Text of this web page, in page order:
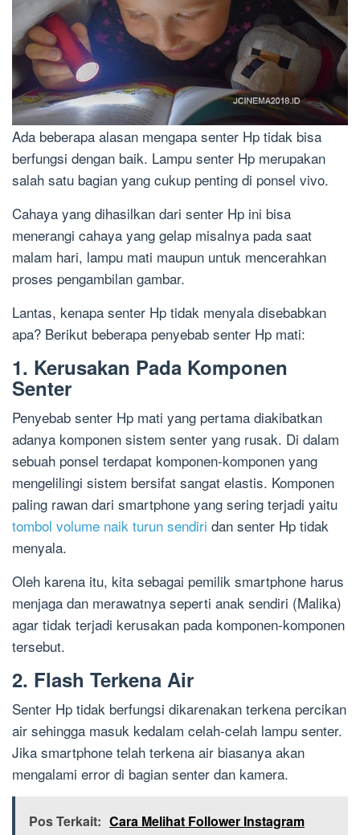
Ada beberapa alasan mengapa senter Hp tidak bisa
berfungsi dengan baik. Lampu senter Hp merupakan
salah satu bagian yang cukup penting di ponsel vivo.
Cahaya yang dihasilkan dari senter Hp ini bisa
menerangi cahaya yang gelap misalnya pada saat
malam hari, lampu mati maupun untuk mencerahkan
proses pengambilan gambar.
Lantas, kenapa senter Hp tidak menyala disebabkan
apa? Berikut beberapa penyebab senter Hp mati:
1. Kerusakan Pada Komponen
Senter
Penyebab senter Hp mati yang pertama diakibatkan
adanya komponen sistem senter yang rusak. Di dalam
sebuah ponsel terdapat komponen-komponen yang
mengelilingi sistem bersifat sangat elastis. Komponen
paling rawan dari smartphone yang sering terjadi yaitu
tombol volume naik turun sendiri dan senter Hp tidak
menyala.
Oleh karena itu, kita sebagai pemilik smartphone harus
menjaga dan merawatnya seperti anak sendiri (Malika)
agar tidak terjadi kerusakan pada komponen-komponen
tersebut.
2. Flash Terkena Air
Senter Hp tidak berfungsi dikarenakan terkena percikan
air sehingga masuk kedalam celah-celah lampu senter.
Jika smartphone telah terkena air biasanya akan
mengalami error di bagian senter dan kamera.
Pos Terkait: Cara Melihat Follower Instagram